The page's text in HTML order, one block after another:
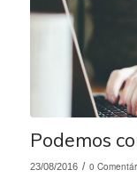
Podemos
23/08/2016 / 0